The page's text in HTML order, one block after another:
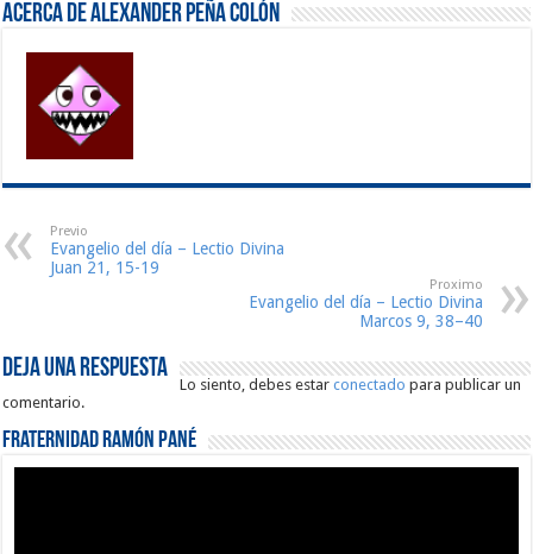
Acerca de Alexander Peña Colón
Previo
Evangelio del día – Lectio Divina
Juan 21, 15-19
Proximo
Evangelio del día – Lectio Divina
Marcos 9, 38–40
Deja una respuesta
Lo siento, debes estarconectado para publicar un
comentario.
Fraternidad Ramón Pané